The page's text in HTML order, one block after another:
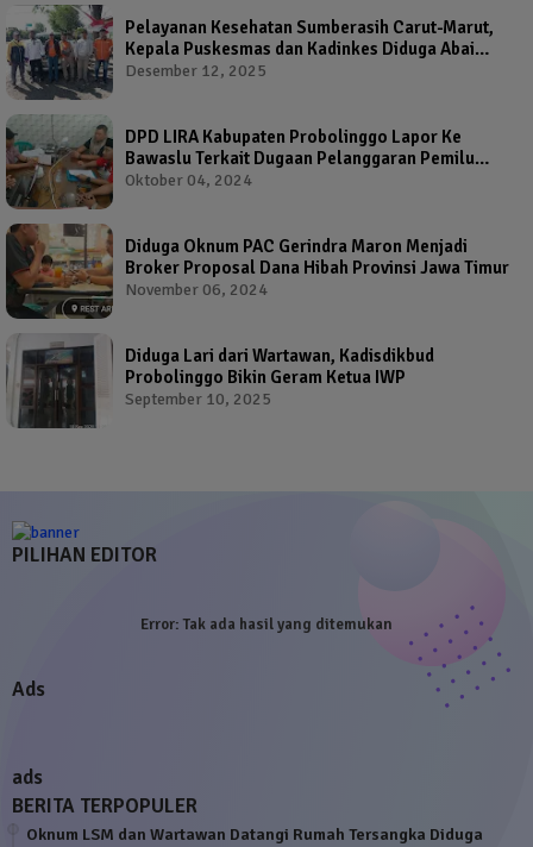
Pelayanan Kesehatan Sumberasih Carut-Marut,
Kepala Puskesmas dan Kadinkes Diduga Abai
Warga Jadi Korban
Desember 12, 2025
DPD LIRA Kabupaten Probolinggo Lapor Ke
Bawaslu Terkait Dugaan Pelanggaran Pemilu
Oleh Salah Satu Calon Wakil Bupati Probolinggo
Oktober 04, 2024
Diduga Oknum PAC Gerindra Maron Menjadi
Broker Proposal Dana Hibah Provinsi Jawa Timur
November 06, 2024
Diduga Lari dari Wartawan, Kadisdikbud
Probolinggo Bikin Geram Ketua IWP
September 10, 2025
PILIHAN EDITOR
Error:Tak ada hasil yang ditemukan
Ads
ads
BERITA TERPOPULER
Oknum LSM dan Wartawan Datangi Rumah Tersangka Diduga